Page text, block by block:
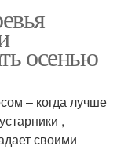
осенью
– когда лучше
,
своими